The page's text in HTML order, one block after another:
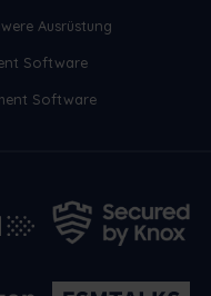
Ausrüstung
Software
Software